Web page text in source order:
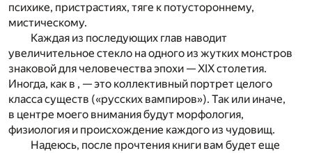
психике, пристрастиях, тяге к потустороннему,
мистическому.
Каждая из последующих глав наводит
увеличительное стекло на одного из жутких монстров
знаковой для человечества эпохи — XIX столетия.
Иногда, как в , — это коллективный портрет целого
класса существ («русских вампиров»). Так или иначе,
в центре моего внимания будут морфология,
физиология и происхождение каждого из чудовищ.
Надеюсь, после прочтения книги вам будет еще